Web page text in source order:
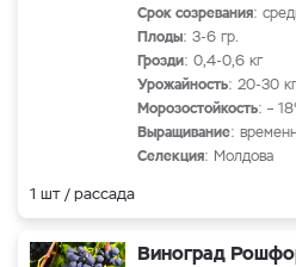
Срок созревания:
Плоды: 3-6 гр.
Грозди: 0,4-0,6 кг
Урожайность: 20-30
Морозостойкость: –
Выращивание:
Селекция: Молдова
1 шт / рассада
Виноград